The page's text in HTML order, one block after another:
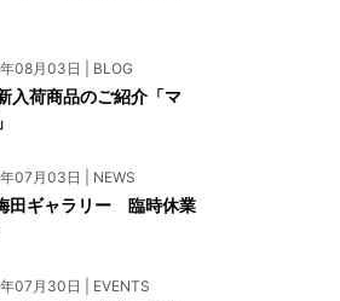
い合わせ
請求
務店様・設計会社様向けお問い合わせ
板買い取りに関して
08月03日 | BLOG
入荷商品のご紹介「マ
07月03日 | NEWS
ギャラリー 臨時休業
07月30日 | EVENTS